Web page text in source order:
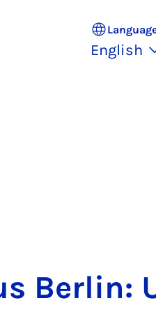
English
Ber­lin: